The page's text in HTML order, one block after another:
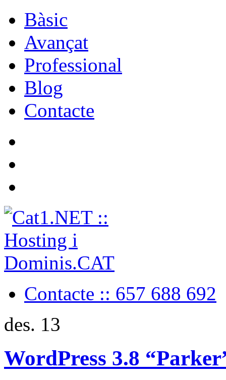
Bàsic
Avançat
Professional
Blog
Contacte
Contacte :: 657 688 692
des. 13
WordPress 3.8